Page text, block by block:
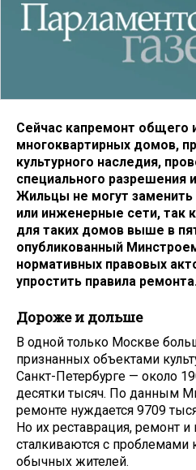
Сейчас капремонт общего
многоквартирных домов,
культурного наследия,
специального разрешения
Жильцы не могут
или инженерные сети, так
для таких домов выше в
опубликованный
нормативных правовых
упростить правила ремонта.
Дороже и дольше
В одной только Москве
признанных объектами
Санкт-Петербурге — около
десятки тысяч. По данным
ремонте нуждается 9709
Но их реставрация, ремонт и
сталкиваются с проблемами
обычных жителей.